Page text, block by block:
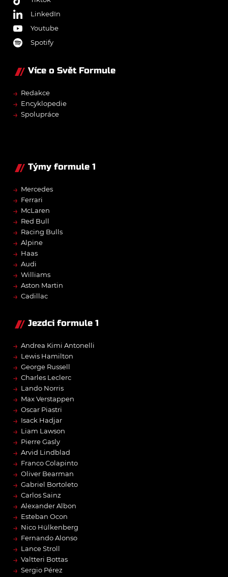
LinkedIn
Youtube
Spotify
Více o Svět Formule
→ Redakce
→ Encyklopedie
→ Spolupráce
Týmy formule 1
→ Mercedes
→ Ferrari
→ McLaren
→ Red Bull
→ Racing Bulls
→ Alpine
→ Haas
→ Audi
→ Williams
→ Aston Martin
→ Cadillac
Jezdci formule 1
→ Andrea Kimi Antonelli
→ Lewis Hamilton
→ George Russell
→ Charles Leclerc
→ Lando Norris
→ Max Verstappen
→ Oscar Piastri
→ Isack Hadjar
→ Liam Lawson
→ Pierre Gasly
→ Arvid Lindblad
→ Franco Colapinto
→ Oliver Bearman
→ Gabriel Bortoleto
→ Carlos Sainz
→ Alexander Albon
→ Esteban Ocon
→ Nico Hülkenberg
→ Fernando Alonso
→ Lance Stroll
→ Valtteri Bottas
→ Sergio Pérez